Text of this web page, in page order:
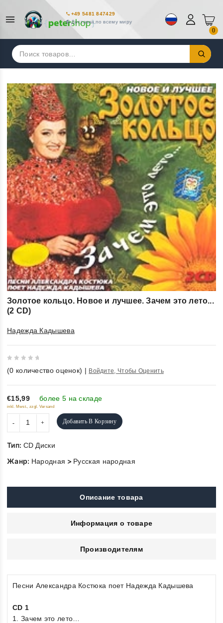
+49 5481 847429
Доставка по всему миру
0
Искать:
Золотое кольцо. Новое и лучшее. Зачем это лето...
(2 CD)
Надежда Кадышева
out
of
5
(0 количество оценок) | Войдите, Чтобы Оценить
€15,99 более 5 на складе
inkl. Mwst., zzgl. Versand
Добавить В Корзину
Тип: CD Диски
Жанр: Народная > Русская народная
Описание товара
Информация о товаре
Производителям
Песни Александра Костюка поет Надежда Кадышева
CD 1
1. Зачем это лето…